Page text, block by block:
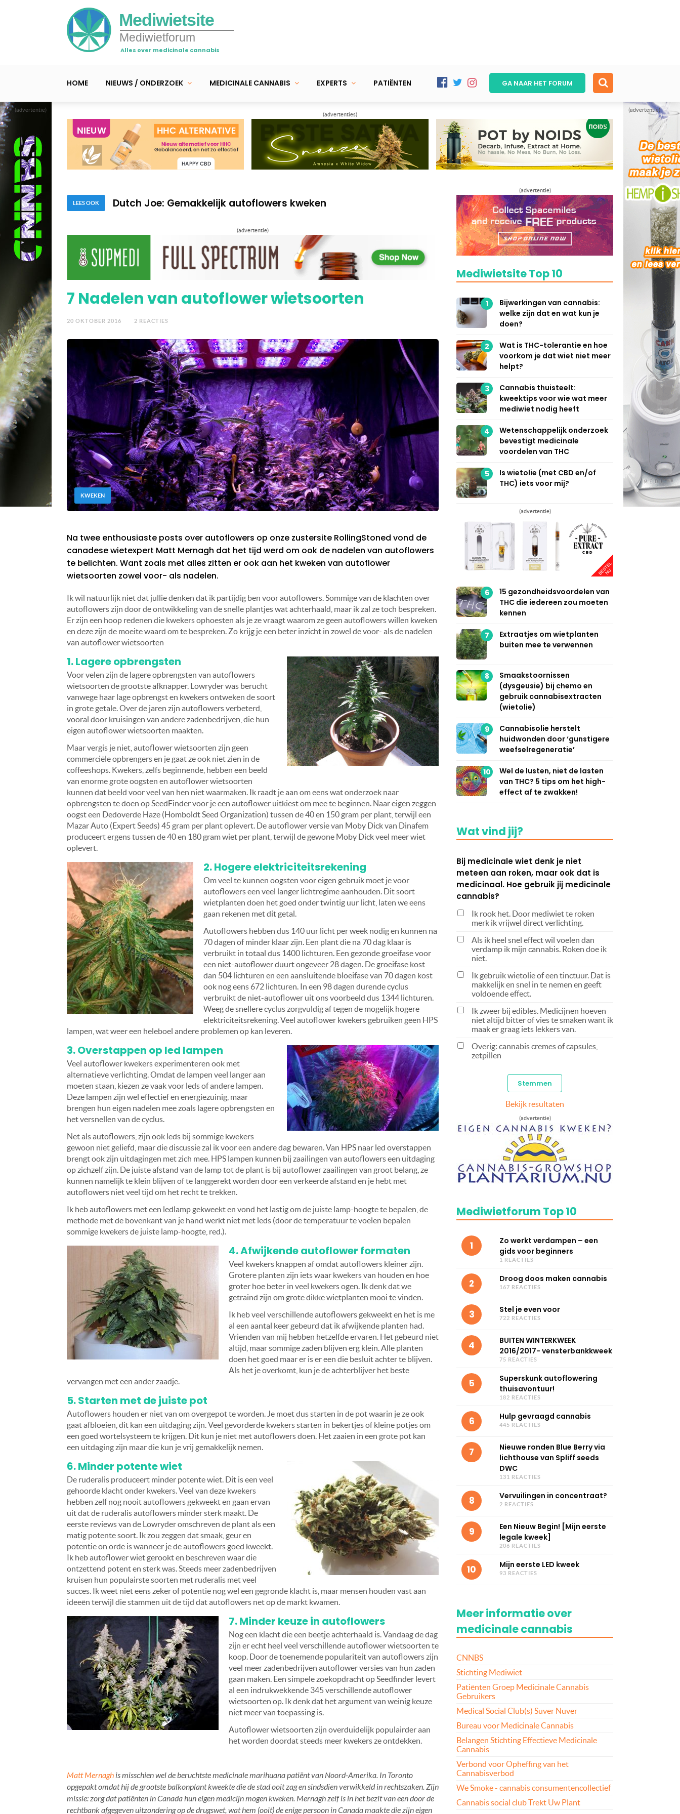
(advertentie) (advertentie)
Mediwietsite
Mediwietforum
Alles over medicinale cannabis
HOME NIEUWS / ONDERZOEK MEDICINALE CANNABIS EXPERTS PATIËNTEN GA NAAR HET FORUM
(advertenties)
LEES OOK
100% succesvol ontkiemen
Beginners kweekfouten ontmaskerd
Beginners kweekfouten ontmaskerd
(advertentie)
7 Nadelen van autoflower wietsoorten
20 OKTOBER 2016 2 REACTIES
KWEKEN
Na twee enthousiaste posts over autoflowers op onze zustersite RollingStoned vond de
canadese wietexpert Matt Mernagh dat het tijd werd om ook de nadelen van autoflowers
te belichten. Want zoals met alles zitten er ook aan het kweken van autoflower
wietsoorten zowel voor- als nadelen.
Ik wil natuurlijk niet dat jullie denken dat ik partijdig ben voor autoflowers. Sommige van de klachten over
autoflowers zijn door de ontwikkeling van de snelle plantjes wat achterhaald, maar ik zal ze toch bespreken.
Er zijn een hoop redenen die kwekers ophoesten als je ze vraagt waarom ze geen autoflowers willen kweken
en deze zijn de moeite waard om te bespreken. Zo krijg je een beter inzicht in zowel de voor- als de nadelen
van autoflower wietsoorten
1. Lagere opbrengsten
Voor velen zijn de lagere opbrengsten van autoflowers
wietsoorten de grootste afknapper. Lowryder was berucht
vanwege haar lage opbrengst en kwekers ontweken de soort
in grote getale. Over de jaren zijn autoflowers verbeterd,
vooral door kruisingen van andere zadenbedrijven, die hun
eigen autoflower wietsoorten maakten.
Maar vergis je niet, autoflower wietsoorten zijn geen
commerciële opbrengers en je gaat ze ook niet zien in de
coffeeshops. Kwekers, zelfs beginnende, hebben een beeld
van enorme grote oogsten en autoflower wietsoorten
kunnen dat beeld voor veel van hen niet waarmaken. Ik raadt je aan om eens wat onderzoek naar
opbrengsten te doen op SeedFinder voor je een autoflower uitkiest om mee te beginnen. Naar eigen zeggen
oogst een Dedoverde Haze (Homboldt Seed Organization) tussen de 40 en 150 gram per plant, terwijl een
Mazar Auto (Expert Seeds) 45 gram per plant oplevert. De autoflower versie van Moby Dick van Dinafem
produceert ergens tussen de 40 en 180 gram wiet per plant, terwijl de gewone Moby Dick veel meer wiet
oplevert.
2. Hogere elektriciteitsrekening
Om veel te kunnen oogsten voor eigen gebruik moet je voor
autoflowers een veel langer lichtregime aanhouden. Dit soort
wietplanten doen het goed onder twintig uur licht, laten we eens
gaan rekenen met dit getal.
Autoflowers hebben dus 140 uur licht per week nodig en kunnen na
70 dagen of minder klaar zijn. Een plant die na 70 dag klaar is
verbruikt in totaal dus 1400 lichturen. Een gezonde groeifase voor
een niet-autoflower duurt ongeveer 28 dagen. De groeifase kost
dan 504 lichturen en een aansluitende bloeifase van 70 dagen kost
ook nog eens 672 lichturen. In een 98 dagen durende cyclus
verbruikt de niet-autoflower uit ons voorbeeld dus 1344 lichturen.
Weeg de snellere cyclus zorgvuldig af tegen de mogelijk hogere
elektriciteitsrekening. Veel autoflower kwekers gebruiken geen HPS
lampen, wat weer een heleboel andere problemen op kan leveren.
3. Overstappen op led lampen
Veel autoflower kwekers experimenteren ook met
alternatieve verlichting. Omdat de lampen veel langer aan
moeten staan, kiezen ze vaak voor leds of andere lampen.
Deze lampen zijn wel effectief en energiezuinig, maar
brengen hun eigen nadelen mee zoals lagere opbrengsten en
het versnellen van de cyclus.
Net als autoflowers, zijn ook leds bij sommige kwekers
gewoon niet geliefd, maar die discussie zal ik voor een andere dag bewaren. Van HPS naar led overstappen
brengt ook zijn uitdagingen met zich mee. HPS lampen kunnen bij zaailingen van autoflowers een uitdaging
op zichzelf zijn. De juiste afstand van de lamp tot de plant is bij autoflower zaailingen van groot belang, ze
kunnen namelijk te klein blijven of te langgerekt worden door een verkeerde afstand en je hebt met
autoflowers niet veel tijd om het recht te trekken.
Ik heb autoflowers met een ledlamp gekweekt en vond het lastig om de juiste lamp-hoogte te bepalen, de
methode met de bovenkant van je hand werkt niet met leds (door de temperatuur te voelen bepalen
sommige kwekers de juiste lamp-hoogte, red.).
4. Afwijkende autoflower formaten
Veel kwekers knappen af omdat autoflowers kleiner zijn.
Grotere planten zijn iets waar kwekers van houden en hoe
groter hoe beter in veel kwekers ogen. Ik denk dat we
getraind zijn om grote dikke wietplanten mooi te vinden.
Ik heb veel verschillende autoflowers gekweekt en het is me
al een aantal keer gebeurd dat ik afwijkende planten had.
Vrienden van mij hebben hetzelfde ervaren. Het gebeurd niet
altijd, maar sommige zaden blijven erg klein. Alle planten
doen het goed maar er is er een die besluit achter te blijven.
Als het je overkomt, kun je de achterblijver het beste
vervangen met een ander zaadje.
5. Starten met de juiste pot
Autoflowers houden er niet van om overgepot te worden. Je moet dus starten in de pot waarin je ze ook
gaat afbloeien, dit kan een uitdaging zijn. Veel gevorderde kwekers starten in bekertjes of kleine potjes om
een goed wortelsysteem te krijgen. Dit kun je niet met autoflowers doen. Het zaaien in een grote pot kan
een uitdaging zijn maar die kun je vrij gemakkelijk nemen.
6. Minder potente wiet
De ruderalis produceert minder potente wiet. Dit is een veel
gehoorde klacht onder kwekers. Veel van deze kwekers
hebben zelf nog nooit autoflowers gekweekt en gaan ervan
uit dat de ruderalis autoflowers minder sterk maakt. De
eerste reviews van de Lowryder omschreven de plant als een
matig potente soort. Ik zou zeggen dat smaak, geur en
potentie on orde is wanneer je de autoflowers goed kweekt.
Ik heb autoflower wiet gerookt en beschreven waar die
ontzettend potent en sterk was. Steeds meer zadenbedrijven
kruisen hun populairste soorten met ruderalis met veel
succes. Ik weet niet eens zeker of potentie nog wel een gegronde klacht is, maar mensen houden vast aan
ideeën terwijl die stammen uit de tijd dat autoflowers net op de markt kwamen.
7. Minder keuze in autoflowers
Nog een klacht die een beetje achterhaald is. Vandaag de dag
zijn er echt heel veel verschillende autoflower wietsoorten te
koop. Door de toenemende populariteit van autoflowers zijn
veel meer zadenbedrijven autoflower versies van hun zaden
gaan maken. Een simpele zoekopdracht op Seedfinder levert
al een indrukwekkende 345 verschillende autoflower
wietsoorten op. Ik denk dat het argument van weinig keuze
niet meer van toepassing is.
Autoflower wietsoorten zijn overduidelijk populairder aan
het worden doordat steeds meer kwekers ze ontdekken.
Matt Mernaghis misschien wel de beruchtste medicinale marihuana patiënt van Noord-Amerika. In Toronto
opgepakt omdat hij de grootste balkonplant kweekte die de stad ooit zag en sindsdien verwikkeld in rechtszaken. Zijn
missie: zorg dat patiënten in Canada hun eigen medicijn mogen kweken. Mernagh zelf is in het bezit van een door de
rechtbank afgegeven uitzondering op de drugswet, wat hem (ooit) de enige persoon in Canada maakte die zijn eigen
(advertentie)
Mediwietsite Top 10
1
Bijwerkingen van cannabis:
welke zijn dat en wat kun je
doen?
2
Wat is THC-tolerantie en hoe
voorkom je dat wiet niet meer
helpt?
3
Cannabis thuisteelt:
kweektips voor wie wat meer
mediwiet nodig heeft
4
Wetenschappelijk onderzoek
bevestigt medicinale
voordelen van THC
5
Is wietolie (met CBD en/of
THC) iets voor mij?
(advertentie)
6
15 gezondheidsvoordelen van
THC die iedereen zou moeten
kennen
7
Extraatjes om wietplanten
buiten mee te verwennen
8
Smaakstoornissen
(dysgeusie) bij chemo en
gebruik cannabisextracten
(wietolie)
9
Cannabisolie herstelt
huidwonden door ‘gunstigere
weefselregeneratie’
10
Wel de lusten, niet de lasten
van THC? 5 tips om het high-
effect af te zwakken!
Wat vind jij?
Bij medicinale wiet denk je niet
meteen aan roken, maar ook dat is
medicinaal. Hoe gebruik jij medicinale
cannabis?
Ik rook het. Door mediwiet te roken
merk ik vrijwel direct verlichting.
Als ik heel snel effect wil voelen dan
verdamp ik mijn cannabis. Roken doe ik
niet.
Ik gebruik wietolie of een tinctuur. Dat is
makkelijk en snel in te nemen en geeft
voldoende effect.
Ik zweer bij edibles. Medicijnen hoeven
niet altijd bitter of vies te smaken want ik
maak er graag iets lekkers van.
Overig: cannabis cremes of capsules,
zetpillen
Bekijk resultaten
(advertentie)
Mediwietforum Top 10
1
Zo werkt verdampen – een
gids voor beginners
1 REACTIES
2 Droog doos maken cannabis
167 REACTIES
3 Stel je even voor
722 REACTIES
4
BUITEN WINTERKWEEK
2016/2017- vensterbankkweek
75 REACTIES
5
Superskunk autoflowering
thuisavontuur!
182 REACTIES
6 Hulp gevraagd cannabis
445 REACTIES
7
Nieuwe ronden Blue Berry via
lichthouse van Spliff seeds
DWC
131 REACTIES
8 Vervuilingen in concentraat?
2 REACTIES
9
Een Nieuw Begin! [Mijn eerste
legale kweek]
206 REACTIES
10 Mijn eerste LED kweek
93 REACTIES
Meer informatie over
medicinale cannabis
CNNBS
Stichting Mediwiet
Patiënten Groep Medicinale Cannabis
Gebruikers
Medical Social Club(s) Suver Nuver
Bureau voor Medicinale Cannabis
Belangen Stichting Effectieve Medicinale
Cannabis
Verbond voor Opheffing van het
Cannabisverbod
We Smoke - cannabis consumentencollectief
Cannabis social club Trekt Uw Plant